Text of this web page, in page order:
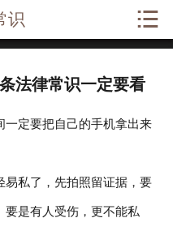
律师风采
识 
法律常识一定要看
定要把自己的手机拿出来
私了，先拍照留证据，要
要是有人受伤，更不能私